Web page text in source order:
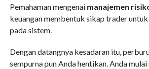
Pemahaman mengenai manajemen
keuangan membentuk sikap trader
pada sistem.
Dengan datangnya kesadaran itu,
sempurna pun Anda hentikan. Anda